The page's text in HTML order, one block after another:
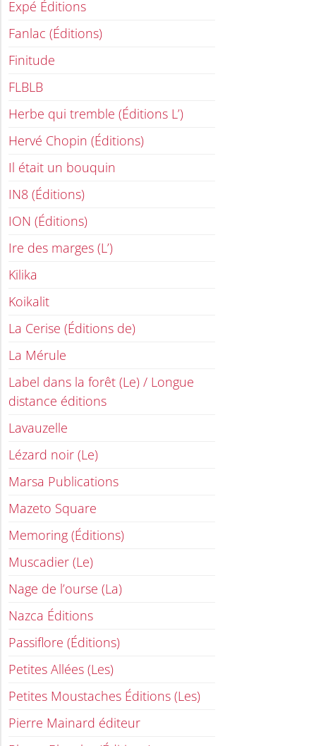
Expé Éditions
Fanlac (Éditions)
Finitude
FLBLB
Herbe qui tremble (Éditions L’)
Hervé Chopin (Éditions)
Il était un bouquin
IN8 (Éditions)
ION (Éditions)
Ire des marges (L’)
Kilika
Koikalit
La Cerise (Éditions de)
La Mérule
Label dans la forêt (Le) / Longue
distance éditions
Lavauzelle
Lézard noir (Le)
Marsa Publications
Mazeto Square
Memoring (Éditions)
Muscadier (Le)
Nage de l’ourse (La)
Nazca Éditions
Passiflore (Éditions)
Petites Allées (Les)
Petites Moustaches Éditions (Les)
Pierre Mainard éditeur